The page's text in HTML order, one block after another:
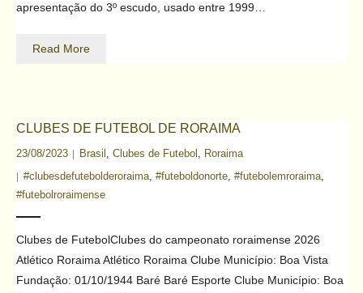
apresentação do 3º escudo, usado entre 1999…
Read More
CLUBES DE FUTEBOL DE RORAIMA
23/08/2023 Brasil , Clubes de Futebol , Roraima
#clubesdefutebolderoraima, #futeboldonorte, #futebolemroraima,
#futebolroraimense
Clubes de FutebolClubes do campeonato roraimense 2026
Atlético Roraima Atlético Roraima Clube Município: Boa Vista
Fundação: 01/10/1944 Baré Baré Esporte Clube Município: Boa